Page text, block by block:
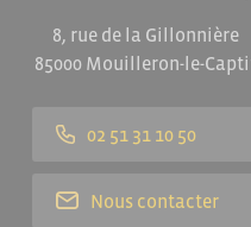
8, rue de la Gillonnière
85000 Mouilleron-le-
02 51 31 10 50
Nous contacter